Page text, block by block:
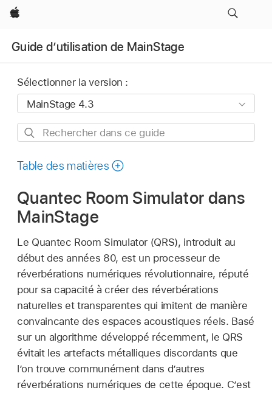
Apple
Guide d’utilisation de MainStage
Sélectionner la version :
Rechercher
ce
Table des matières
Quantec Room Simulator dans
MainStage
Le Quantec Room Simulator (QRS), introduit au
début des années 80, est un processeur de
réverbérations numériques révolutionnaire, réputé
pour sa capacité à créer des réverbérations
naturelles et transparentes qui imitent de manière
convaincante des espaces acoustiques réels. Basé
sur un algorithme développé récemment, le QRS
évitait les artefacts métalliques discordants que
l’on trouve communément dans d’autres
réverbérations numériques de cette époque. C’est